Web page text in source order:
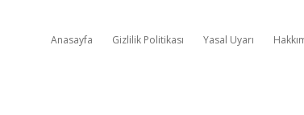
Anasayfa Gizlilik Politikası Yasal Uyarı